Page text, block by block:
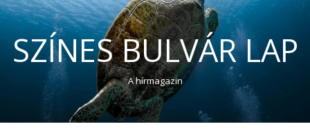
SZÍNES BULVÁR LAP
A hírmagazin